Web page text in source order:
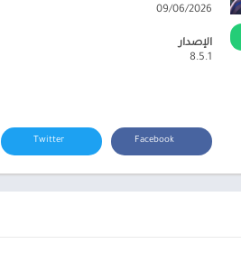
09/06/2026
الإصدار
8.5.1